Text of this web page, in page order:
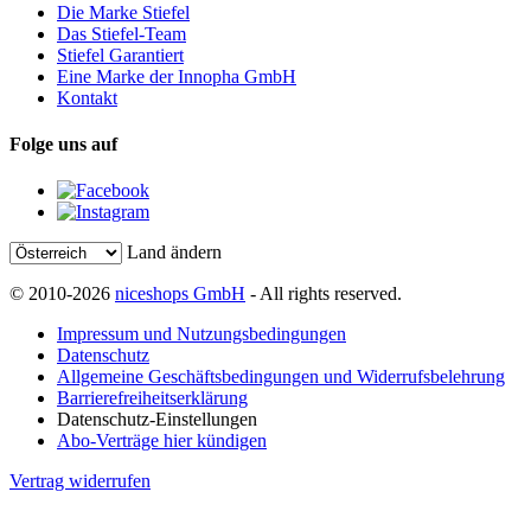
Die Marke Stiefel
Das Stiefel-Team
Stiefel Garantiert
Eine Marke der Innopha GmbH
Kontakt
Folge uns auf
Land ändern
© 2010-2026 niceshops GmbH - All rights reserved.
Impressum und Nutzungsbedingungen
Datenschutz
Allgemeine Geschäftsbedingungen und Widerrufsbelehrung
Barrierefreiheitserklärung
Datenschutz-Einstellungen
Abo-Verträge hier kündigen
Vertrag widerrufen